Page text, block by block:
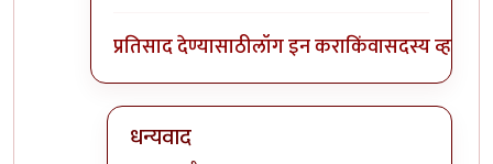
प्रतिसाद देण्यासाठीलॉग इन कराकिंवासदस्य व्हा
धन्यवाद